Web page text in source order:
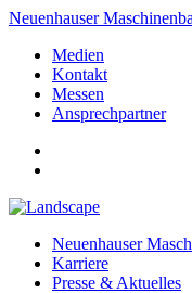
Neuenhauser
Medien
Kontakt
Messen
Ansprechpartner
Neuenhauser
Karriere
Presse & Aktuelles